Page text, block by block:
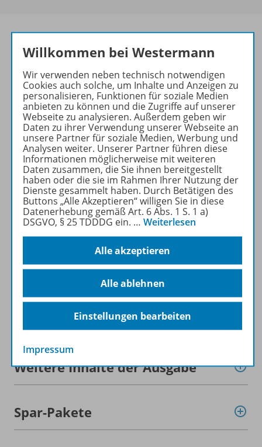
Das führende Magazin für
den wissenschaftlichen
Transfer!
Ihr Wegweiser zu den
wichtigsten Seiten der GR:
zu den Abo-Angeboten
zum Zeitschriftenkiosk
zum Online-Archiv
Mehr zur Zeitschrift
Informationen
Beschreibung
Weitere Inhalte der Ausgabe
Spar-Pakete
Willkommen bei Westermann
Wir verwenden neben technisch notwendigen
Cookies auch solche, um Inhalte und Anzeigen zu
personalisieren, Funktionen für soziale Medien
anbieten zu können und die Zugriffe auf unserer
Webseite zu analysieren. Außerdem geben wir
Daten zu ihrer Verwendung unserer Webseite an
unsere Partner für soziale Medien, Werbung und
Analysen weiter. Unserer Partner führen diese
Informationen möglicherweise mit weiteren
Daten zusammen, die Sie ihnen bereitgestellt
haben oder die sie im Rahmen Ihrer Nutzung der
Dienste gesammelt haben. Durch Betätigen des
Buttons „Alle Akzeptieren“ willigen Sie in diese
Datenerhebung gemäß Art. 6 Abs. 1 S. 1 a)
DSGVO, § 25 TDDDG ein. … Weiterlesen
Alle akzeptieren
Alle ablehnen
Einstellungen bearbeiten
Impressum